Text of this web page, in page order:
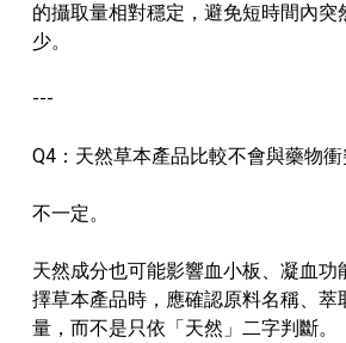
的攝取量相對穩定，避免短時間內突
少。
---
Q4：天然草本產品比較不會與藥物衝
不一定。
天然成分也可能影響血小板、凝血功
擇草本產品時，應確認原料名稱、萃
量，而不是只依「天然」二字判斷。